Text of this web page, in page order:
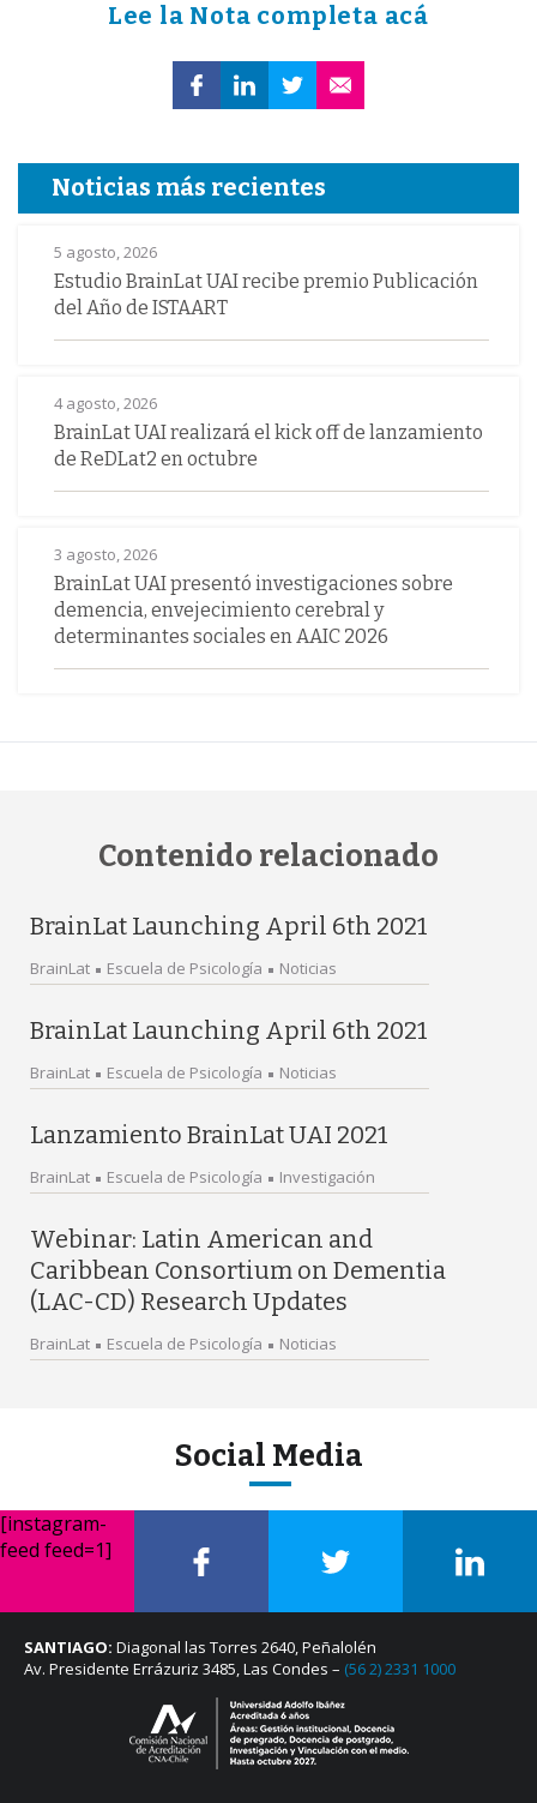
Lee la Nota completa acá
Noticias más recientes
5 agosto, 2026
Estudio BrainLat UAI recibe premio Publicación
del Año de ISTAART
4 agosto, 2026
BrainLat UAI realizará el kick off de lanzamiento
de ReDLat2 en octubre
3 agosto, 2026
BrainLat UAI presentó investigaciones sobre
demencia, envejecimiento cerebral y
determinantes sociales en AAIC 2026
Contenido relacionado
BrainLat Launching April 6th 2021
BrainLat Escuela de Psicología Noticias
BrainLat Launching April 6th 2021
BrainLat Escuela de Psicología Noticias
Lanzamiento BrainLat UAI 2021
BrainLat Escuela de Psicología Investigación
Webinar: Latin American and
Caribbean Consortium on Dementia
(LAC-CD) Research Updates
BrainLat Escuela de Psicología Noticias
Social Media
[instagram-
feed feed=1]
SANTIAGO: Diagonal las Torres 2640, Peñalolén
Av. Presidente Errázuriz 3485, Las Condes – (56 2) 2331 1000